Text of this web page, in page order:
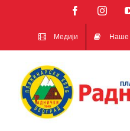
Facebook
Медији Наше